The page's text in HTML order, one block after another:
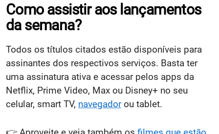
Como assistir aos lançamentos
da semana?
Todos os títulos citados estão disponíveis para
assinantes dos respectivos serviços. Basta ter
uma assinatura ativa e acessar pelos apps da
Netflix, Prime Video, Max ou Disney+ no seu
celular, smart TV, navegadorou tablet.